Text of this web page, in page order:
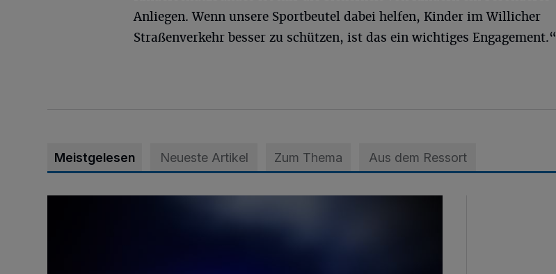
Anliegen. Wenn unsere Sportbeutel dabei helfen, Kinder im Willicher
Straßenverkehr besser zu schützen, ist das ein wichtiges Engagement.“
Meistgelesen Neueste Artikel Zum Thema Aus dem Ressort